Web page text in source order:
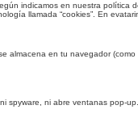
indicamos en nuestra política
llamada “cookies”. En
almacena en tu navegador
spyware, ni abre ventanas pop-up.